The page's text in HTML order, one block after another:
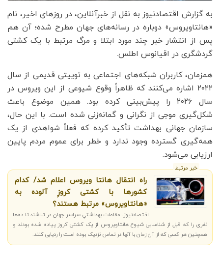
به گزارش اقتصادنیوز به نقل از خبرآنلاین، در روزهای اخیر، نام
«هانتاویروس» دوباره در رسانه‌های جهان مطرح شده؛ آن هم
پس از انتشار خبر چند مورد ابتلا و مرگ مرتبط با یک کشتی
گردشگری در اقیانوس اطلس.
همزمان، کاربران شبکه‌های اجتماعی به توییتی قدیمی از سال
۲۰۲۲ اشاره می‌کنند که ظاهراً وقوع شیوعی از این ویروس در
سال ۲۰۲۶ را پیش‌بینی کرده بود. همین موضوع باعث
شکل‌گیری موجی از نگرانی و گمانه‌زنی شده است. با این حال،
سازمان جهانی بهداشت تأکید کرده که فعلاً شواهدی از یک
همه‌گیری گسترده وجود ندارد و خطر برای عموم مردم پایین
ارزیابی می‌شود.
خبر مرتبط
راه انتقال هانتا ویروس اعلام شد/ کدام
کشورها با کشتی کروزِ آلوده به
«هانتاویروس» مرتبط هستند؟
اقتصادنیوز: مقامات بهداشتیِ سراسر جهان در تلاشند تا ده‌ها
نفری را که قبل از شناسایی شیوع هانتاویروس از یک کشتی کروز پیاده شده بودند و
همچنین هر کسی که از آن زمان با آنها در تماس نزدیک بوده است را ردیابی کنند.